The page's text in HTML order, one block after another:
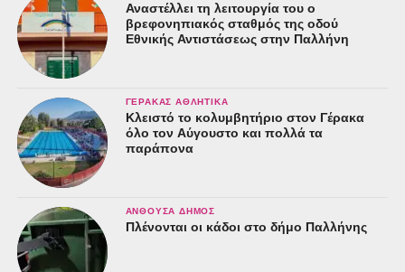
Αναστέλλει τη λειτουργία του ο
βρεφονηπιακός σταθμός της οδού
Εθνικής Αντιστάσεως στην Παλλήνη
ΓΈΡΑΚΑΣ ΑΘΛΗΤΙΚΆ
Κλειστό το κολυμβητήριο στον Γέρακα
όλο τον Αύγουστο και πολλά τα
παράπονα
ΑΝΘΟΎΣΑ ΔΉΜΟΣ
Πλένονται οι κάδοι στο δήμο Παλλήνης